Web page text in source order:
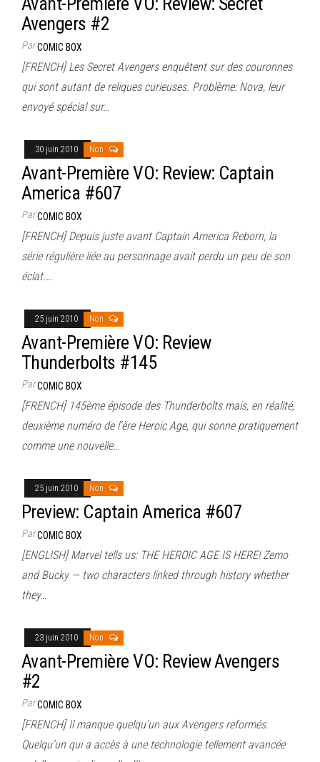
Avengers #2
ParCOMIC BOX
[FRENCH] Les Secret Avengers enquêtent sur des couronnes
qui sont autant de reliques curieuses. Problème: Nova, leur
envoyé spécial sur…
30 juin 2010 Non
Avant-Première VO: Review: Captain
America #607
ParCOMIC BOX
[FRENCH] Depuis juste avant Captain America Reborn, la
série régulière liée au personnage avait perdu un peu de son
éclat.…
25 juin 2010 Non
Avant-Première VO: Review
Thunderbolts #145
ParCOMIC BOX
[FRENCH] 145ème épisode des Thunderbolts mais, en réalité,
deuxième numéro de l’ère Heroic Age, qui sonne pratiquement
comme une nouvelle…
25 juin 2010 Non
Preview: Captain America #607
ParCOMIC BOX
[ENGLISH] Marvel tells us: THE HEROIC AGE IS HERE! Zemo
and Bucky — two characters linked through history whether
they…
23 juin 2010 Non
Avant-Première VO: Review Avengers
#2
ParCOMIC BOX
[FRENCH] Il manque quelqu’un aux Avengers reformés.
Quelqu’un qui a accès à une technologie tellement avancée